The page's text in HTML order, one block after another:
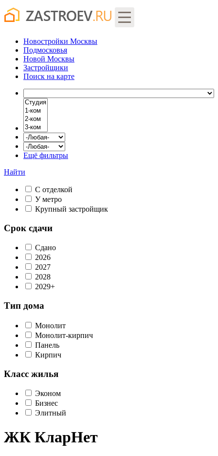
Новостройки Москвы
Подмосковья
Новой Москвы
Застройщики
Поиск на карте
Ещё фильтры
Найти
С отделкой
У метро
Крупный застройщик
Срок сдачи
Сдано
2026
2027
2028
2029+
Тип дома
Монолит
Монолит-кирпич
Панель
Кирпич
Класс жилья
Эконом
Бизнес
Элитный
ЖК КларНет